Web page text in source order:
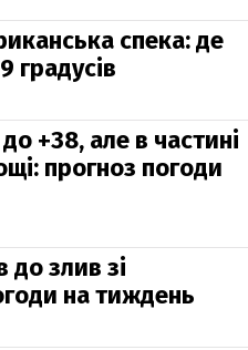
спека: де
градусів
+38, але в частині
прогноз погоди
до злив зі
на тиждень